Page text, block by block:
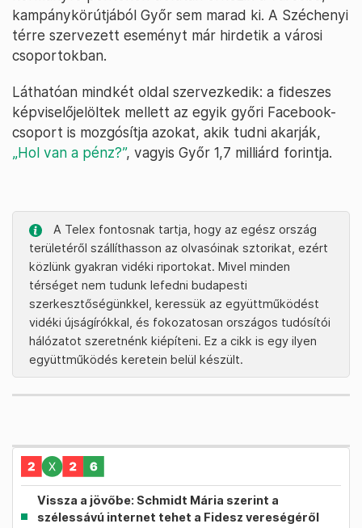
kampánykörútjából Győr sem marad ki. A Széchenyi
térre szervezett eseményt már hirdetik a városi
csoportokban.
Láthatóan mindkét oldal szervezkedik: a fideszes
képviselőjelöltek mellett az egyik győri Facebook-
csoport is mozgósítja azokat, akik tudni akarják,
„Hol van a pénz?”, vagyis Győr 1,7 milliárd forintja.
A Telex fontosnak tartja, hogy az egész ország
területéről szállíthasson az olvasóinak sztorikat, ezért
közlünk gyakran vidéki riportokat. Mivel minden
térséget nem tudunk lefedni budapesti
szerkesztőségünkkel, keressük az együttműködést
vidéki újságírókkal, és fokozatosan országos tudósítói
hálózatot szeretnénk kiépíteni. Ez a cikk is egy ilyen
együttműködés keretein belül készült.
Vissza a jövőbe: Schmidt Mária szerint a
szélessávú internet tehet a Fidesz vereségéről